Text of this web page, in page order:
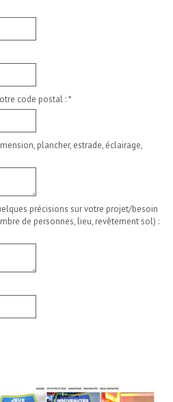
code postal :*
plancher, estrade, éclairage,
précisions sur votre projet/besoin
de personnes, lieu, revêtement sol) :